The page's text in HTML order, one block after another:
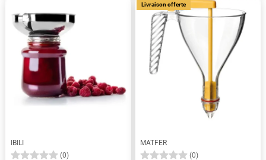
IBILI
(0)
MATFER
(0)
Livraison offerte